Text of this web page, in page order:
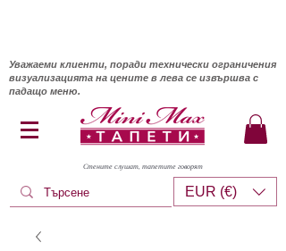
Уважаеми клиенти, поради технически ограничения
визуализацията на цените в лева се извършва с
падащо меню.
Стените слушат, тапетите говорят
EUR (€)